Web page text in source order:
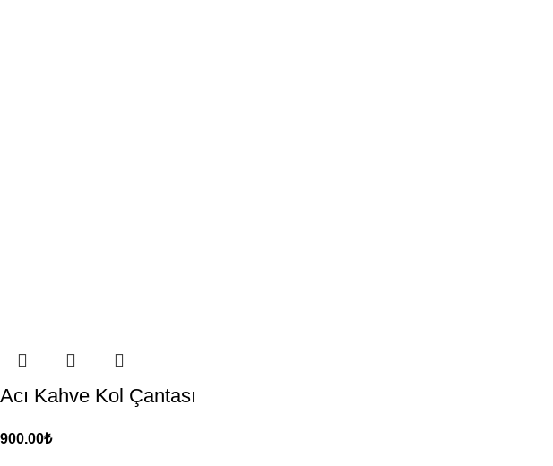
Acı Kahve Kol Çantası
900.00₺